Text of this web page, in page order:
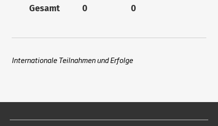
Gesamt
0 0
Internationale Teilnahmen und Erfolge